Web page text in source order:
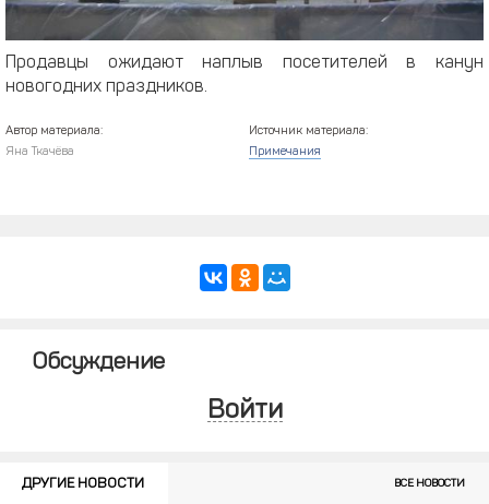
Продавцы ожидают наплыв посетителей в канун
новогодних праздников.
Автор материала:
Яна Ткачёва
Источник материала:
Примечания
Обсуждение
Войти
ДРУГИЕ НОВОСТИ ВСЕ НОВОСТИ